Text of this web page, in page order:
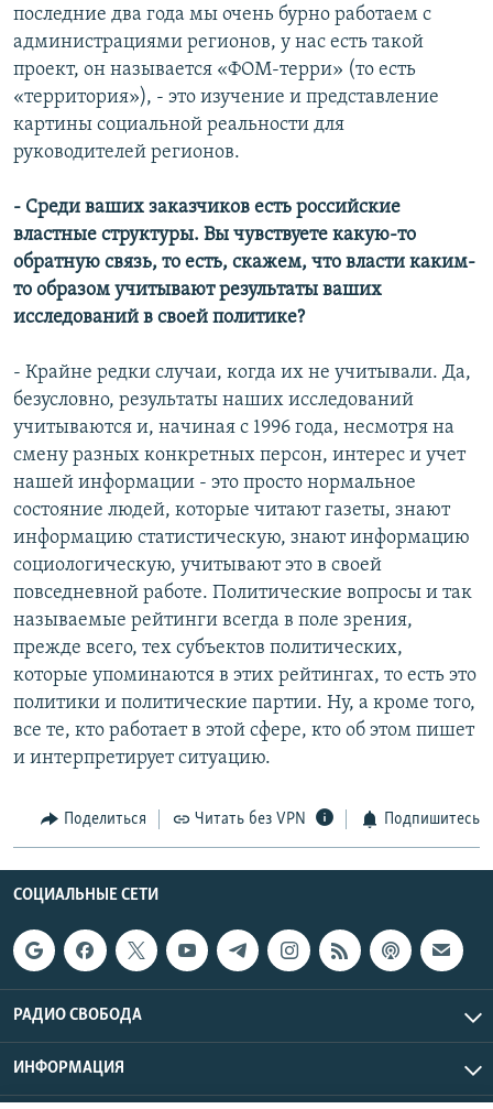
последние два года мы очень бурно работаем с
администрациями регионов, у нас есть такой
проект, он называется «ФОМ-терри» (то есть
«территория»), - это изучение и представление
картины социальной реальности для
руководителей регионов.
- Среди ваших заказчиков есть российские
властные структуры. Вы чувствуете какую-то
обратную связь, то есть, скажем, что власти каким-
то образом учитывают результаты ваших
исследований в своей политике?
- Крайне редки случаи, когда их не учитывали. Да,
безусловно, результаты наших исследований
учитываются и, начиная с 1996 года, несмотря на
смену разных конкретных персон, интерес и учет
нашей информации - это просто нормальное
состояние людей, которые читают газеты, знают
информацию статистическую, знают информацию
социологическую, учитывают это в своей
повседневной работе. Политические вопросы и так
называемые рейтинги всегда в поле зрения,
прежде всего, тех субъектов политических,
которые упоминаются в этих рейтингах, то есть это
политики и политические партии. Ну, а кроме того,
все те, кто работает в этой сфере, кто об этом пишет
и интерпретирует ситуацию.
Поделиться Читать без VPN Подпишитесь
СОЦИАЛЬНЫЕ СЕТИ
РАДИО СВОБОДА
ИНФОРМАЦИЯ